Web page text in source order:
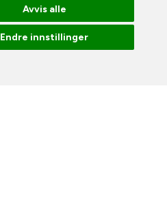
Avvis alle
Endre innstillinger